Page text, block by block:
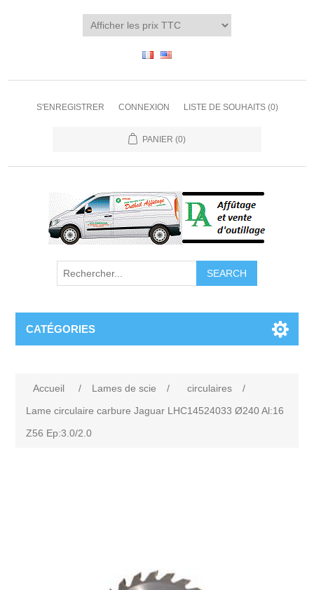
S'ENREGISTRER CONNEXION LISTE DE SOUHAITS (0)
PANIER (0)
CATÉGORIES
Accueil / Lames de scie / circulaires
/
Lame circulaire carbure Jaguar LHC14524033 Ø240 Al:16
Z56 Ep:3.0/2.0